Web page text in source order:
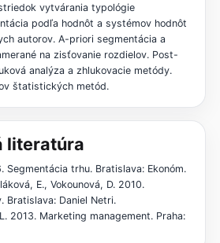
vytvárania typológie
podľa hodnôt a systémov hodnôt
autorov. A-priori segmentácia a
na zisťovanie rozdielov. Post-
analýza a zhlukovacie metódy.
štatistických metód.
literatúra
Segmentácia trhu. Bratislava: Ekonóm.
E., Vokounová, D. 2010.
Bratislava: Daniel Netri.
2013. Marketing management. Praha: